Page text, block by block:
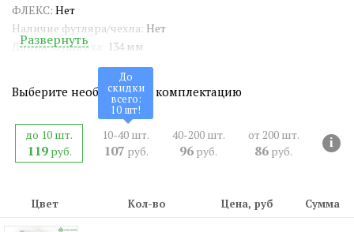
ФЛЕКС: Нет
Наличие футляра/чехла: Нет
Длина заушника:
134 мм
Ширина окуляра:47 мм
140 мм
Ширина переносицы:24 мм
Страна происхождения:Китай
Артикул:AC0106
СЕРТИФИКАТ:
РОСС CN.АМ05.Н15839
Развернуть
Выберите необходимую комплектацию
до 10 шт.
119руб.
10-40 шт.
107 руб.
До
скидки
всего:
10 шт!
40-200 шт.
96 руб.
от 200 шт.
86 руб.
i
Цвет Кол-во Цена, руб Сумма